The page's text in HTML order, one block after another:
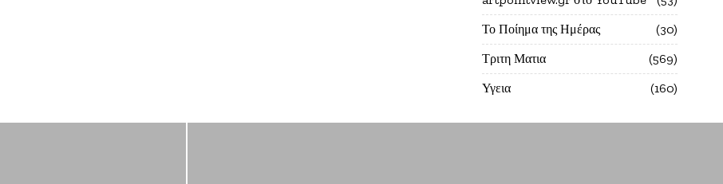
Το Ποίημα της Ημέρας
30
Τριτη Ματια
569
Υγεια
160